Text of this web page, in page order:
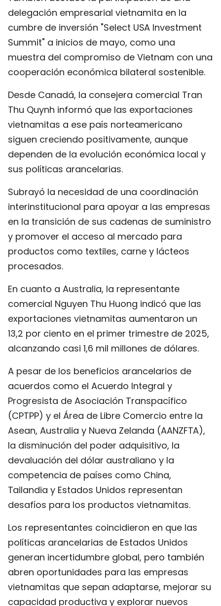
delegación empresarial vietnamita en la
cumbre de inversión "Select USA Investment
Summit" a inicios de mayo, como una
muestra del compromiso de Vietnam con una
cooperación económica bilateral sostenible.
Desde Canadá, la consejera comercial Tran
Thu Quynh informó que las exportaciones
vietnamitas a ese país norteamericano
siguen creciendo positivamente, aunque
dependen de la evolución económica local y
sus políticas arancelarias.
Subrayó la necesidad de una coordinación
interinstitucional para apoyar a las empresas
en la transición de sus cadenas de suministro
y promover el acceso al mercado para
productos como textiles, carne y lácteos
procesados.
En cuanto a Australia, la representante
comercial Nguyen Thu Huong indicó que las
exportaciones vietnamitas aumentaron un
13,2 por ciento en el primer trimestre de 2025,
alcanzando casi 1,6 mil millones de dólares.
A pesar de los beneficios arancelarios de
acuerdos como el Acuerdo Integral y
Progresista de Asociación Transpacífico
(CPTPP) y el Área de Libre Comercio entre la
Asean, Australia y Nueva Zelanda (AANZFTA),
la disminución del poder adquisitivo, la
devaluación del dólar australiano y la
competencia de países como China,
Tailandia y Estados Unidos representan
desafíos para los productos vietnamitas.
Los representantes coincidieron en que las
políticas arancelarias de Estados Unidos
generan incertidumbre global, pero también
abren oportunidades para las empresas
vietnamitas que sepan adaptarse, mejorar su
capacidad productiva y explorar nuevos